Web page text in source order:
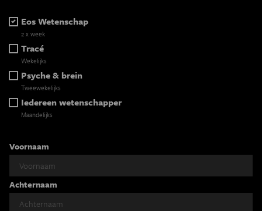
Eos Wetenschap
2 x week
Tracé
Wekelijks
Psyche & brein
Tweewekelijks
Iedereen wetenschapper
Maandelijks
Voornaam
Achternaam